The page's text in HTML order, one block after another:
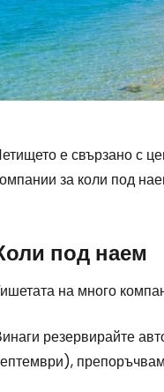
е свързано с
за коли под
под наем
на много
резервирайте